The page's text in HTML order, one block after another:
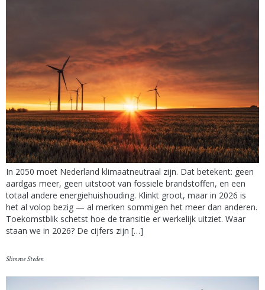
In 2050 moet Nederland klimaatneutraal zijn. Dat betekent: geen
aardgas meer, geen uitstoot van fossiele brandstoffen, en een
totaal andere energiehuishouding. Klinkt groot, maar in 2026 is
het al volop bezig — al merken sommigen het meer dan anderen.
Toekomstblik schetst hoe de transitie er werkelijk uitziet. Waar
staan we in 2026? De cijfers zijn […]
Slimme Steden